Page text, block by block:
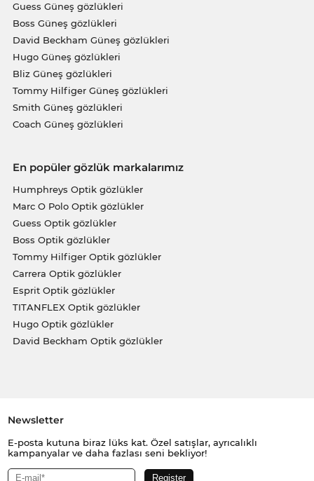
Guess Güneş gözlükleri
Boss Güneş gözlükleri
David Beckham Güneş gözlükleri
Hugo Güneş gözlükleri
Bliz Güneş gözlükleri
Tommy Hilfiger Güneş gözlükleri
Smith Güneş gözlükleri
Coach Güneş gözlükleri
En popüler gözlük markalarımız
Humphreys Optik gözlükler
Marc O Polo Optik gözlükler
Guess Optik gözlükler
Boss Optik gözlükler
Tommy Hilfiger Optik gözlükler
Carrera Optik gözlükler
Esprit Optik gözlükler
TITANFLEX Optik gözlükler
Hugo Optik gözlükler
David Beckham Optik gözlükler
Newsletter
E-posta kutuna biraz lüks kat. Özel satışlar, ayrıcalıklı
kampanyalar ve daha fazlası seni bekliyor!